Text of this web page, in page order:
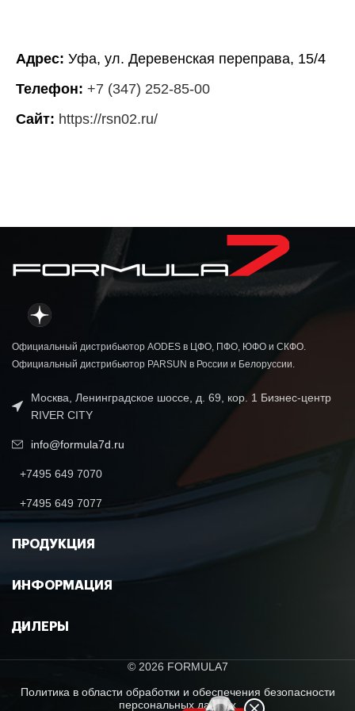
Адрес: Уфа, ул. Деревенская переправа, 15/4
Телефон: +7 (347) 252-85-00
Сайт: https://rsn02.ru/
Официальный дистрибьютор AODES в ЦФО, ПФО, ЮФО и СКФО.
Официальный дистрибьютор PARSUN в России и Белоруссии.
Москва, Ленинградское шоссе, д. 69, кор. 1 Бизнес-центр
RIVER CITY
info@formula7d.ru
+7495 649 7070
+7495 649 7077
ПРОДУКЦИЯ
ИНФОРМАЦИЯ
ДИЛЕРЫ
© 2026 FORMULA7
Политика в области обработки и обеспечения безопасности
персональных данных